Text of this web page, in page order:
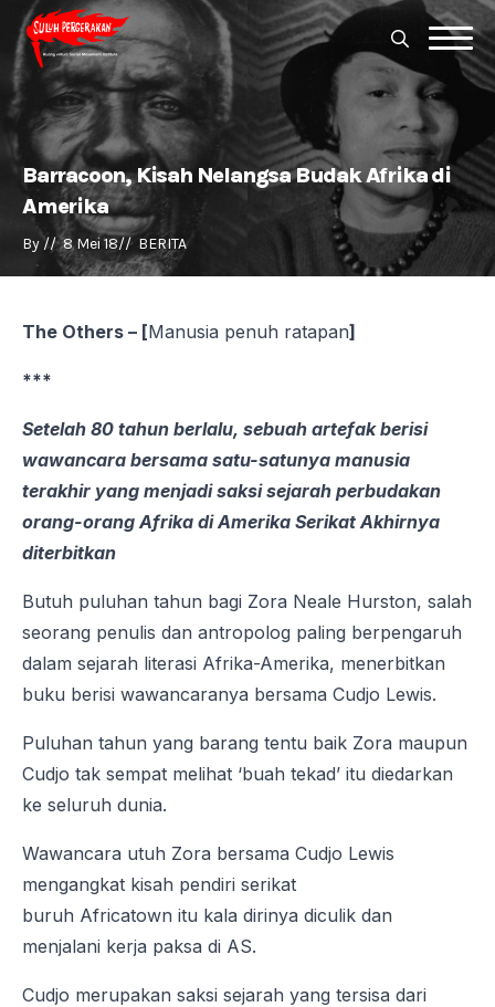
Search
for:
for:
Barracoon, Kisah Nelangsa Budak Afrika di
Amerika
By // 8 Mei 18// BERITA
The Others – [Manusia penuh ratapan]
***
Setelah 80 tahun berlalu, sebuah artefak berisi
wawancara bersama satu-satunya manusia
terakhir yang menjadi saksi sejarah perbudakan
orang-orang Afrika di Amerika Serikat Akhirnya
diterbitkan
Butuh puluhan tahun bagi Zora Neale Hurston, salah
seorang penulis dan antropolog paling berpengaruh
dalam sejarah literasi Afrika-Amerika, menerbitkan
buku berisi wawancaranya bersama Cudjo Lewis.
Puluhan tahun yang barang tentu baik Zora maupun
Cudjo tak sempat melihat ‘buah tekad’ itu diedarkan
ke seluruh dunia.
Wawancara utuh Zora bersama Cudjo Lewis
mengangkat kisah pendiri serikat
buruh Africatown itu kala dirinya diculik dan
menjalani kerja paksa di AS.
Cudjo merupakan saksi sejarah yang tersisa dari